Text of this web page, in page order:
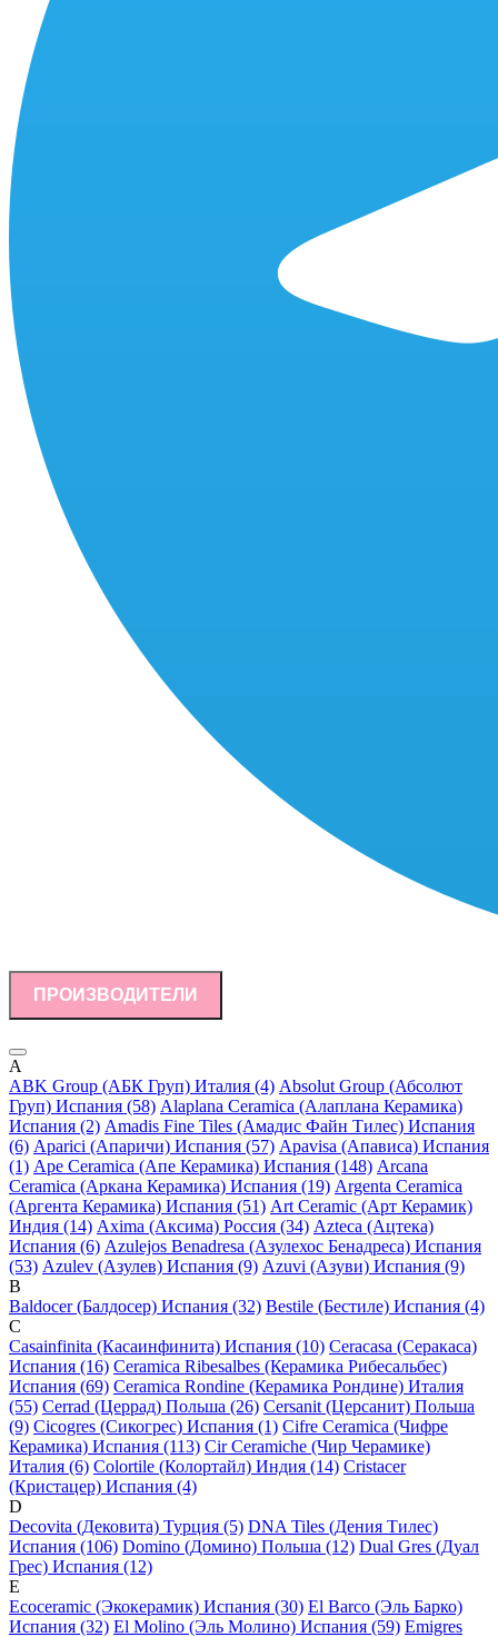
ПРОИЗВОДИТЕЛИ
A
ABK Group (АБК Груп) Италия (4) Absolut Group (Абсолют
Груп) Испания (58) Alaplana Ceramica (Алаплана Керамика)
Испания (2) Amadis Fine Tiles (Амадис Файн Тилес) Испания
(6) Aparici (Апаричи) Испания (57) Apavisa (Апависа) Испания
(1) Ape Ceramica (Апе Керамика) Испания (148) Arcana
Ceramica (Аркана Керамика) Испания (19) Argenta Ceramica
(Аргента Керамика) Испания (51) Art Ceramic (Арт Керамик)
Индия (14) Axima (Аксима) Россия (34) Azteca (Ацтека)
Испания (6) Azulejos Benadresa (Азулехос Бенадреса) Испания
(53) Azulev (Азулев) Испания (9) Azuvi (Азуви) Испания (9)
B
Baldocer (Балдосер) Испания (32) Bestile (Бестиле) Испания (4)
C
Casainfinita (Касаинфинита) Испания (10) Ceracasa (Серакаса)
Испания (16) Ceramica Ribesalbes (Керамика Рибесальбес)
Испания (69) Ceramica Rondine (Керамика Рондине) Италия
(55) Cerrad (Церрад) Польша (26) Cersanit (Церсанит) Польша
(9) Cicogres (Сикогрес) Испания (1) Cifre Ceramica (Чифре
Керамика) Испания (113) Cir Ceramiche (Чир Черамике)
Италия (6) Colortile (Колортайл) Индия (14) Cristacer
(Кристацер) Испания (4)
D
Decovita (Дековита) Турция (5) DNA Tiles (Дения Тилес)
Испания (106) Domino (Домино) Польша (12) Dual Gres (Дуал
Грес) Испания (12)
E
Ecoceramic (Экокерамик) Испания (30) El Barco (Эль Барко)
Испания (32) El Molino (Эль Молино) Испания (59) Emigres